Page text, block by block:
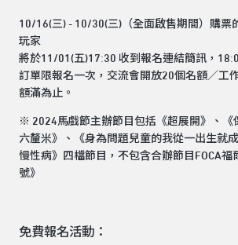
10/16(三) - 10/30(三)（全面啟售期間）購票
玩家
將於11/01(五)17:30 收到報名連結簡訊，
訂單限報名一次，交流會開放20個名額／工
額滿為止。
※ 2024馬戲節主辦節目包括《超展開》、《
六釐米》、《身為問題兒童的我從一出生就
慢性病》四檔節目，不包含合辦節目FOCA福
號》
免費報名活動：